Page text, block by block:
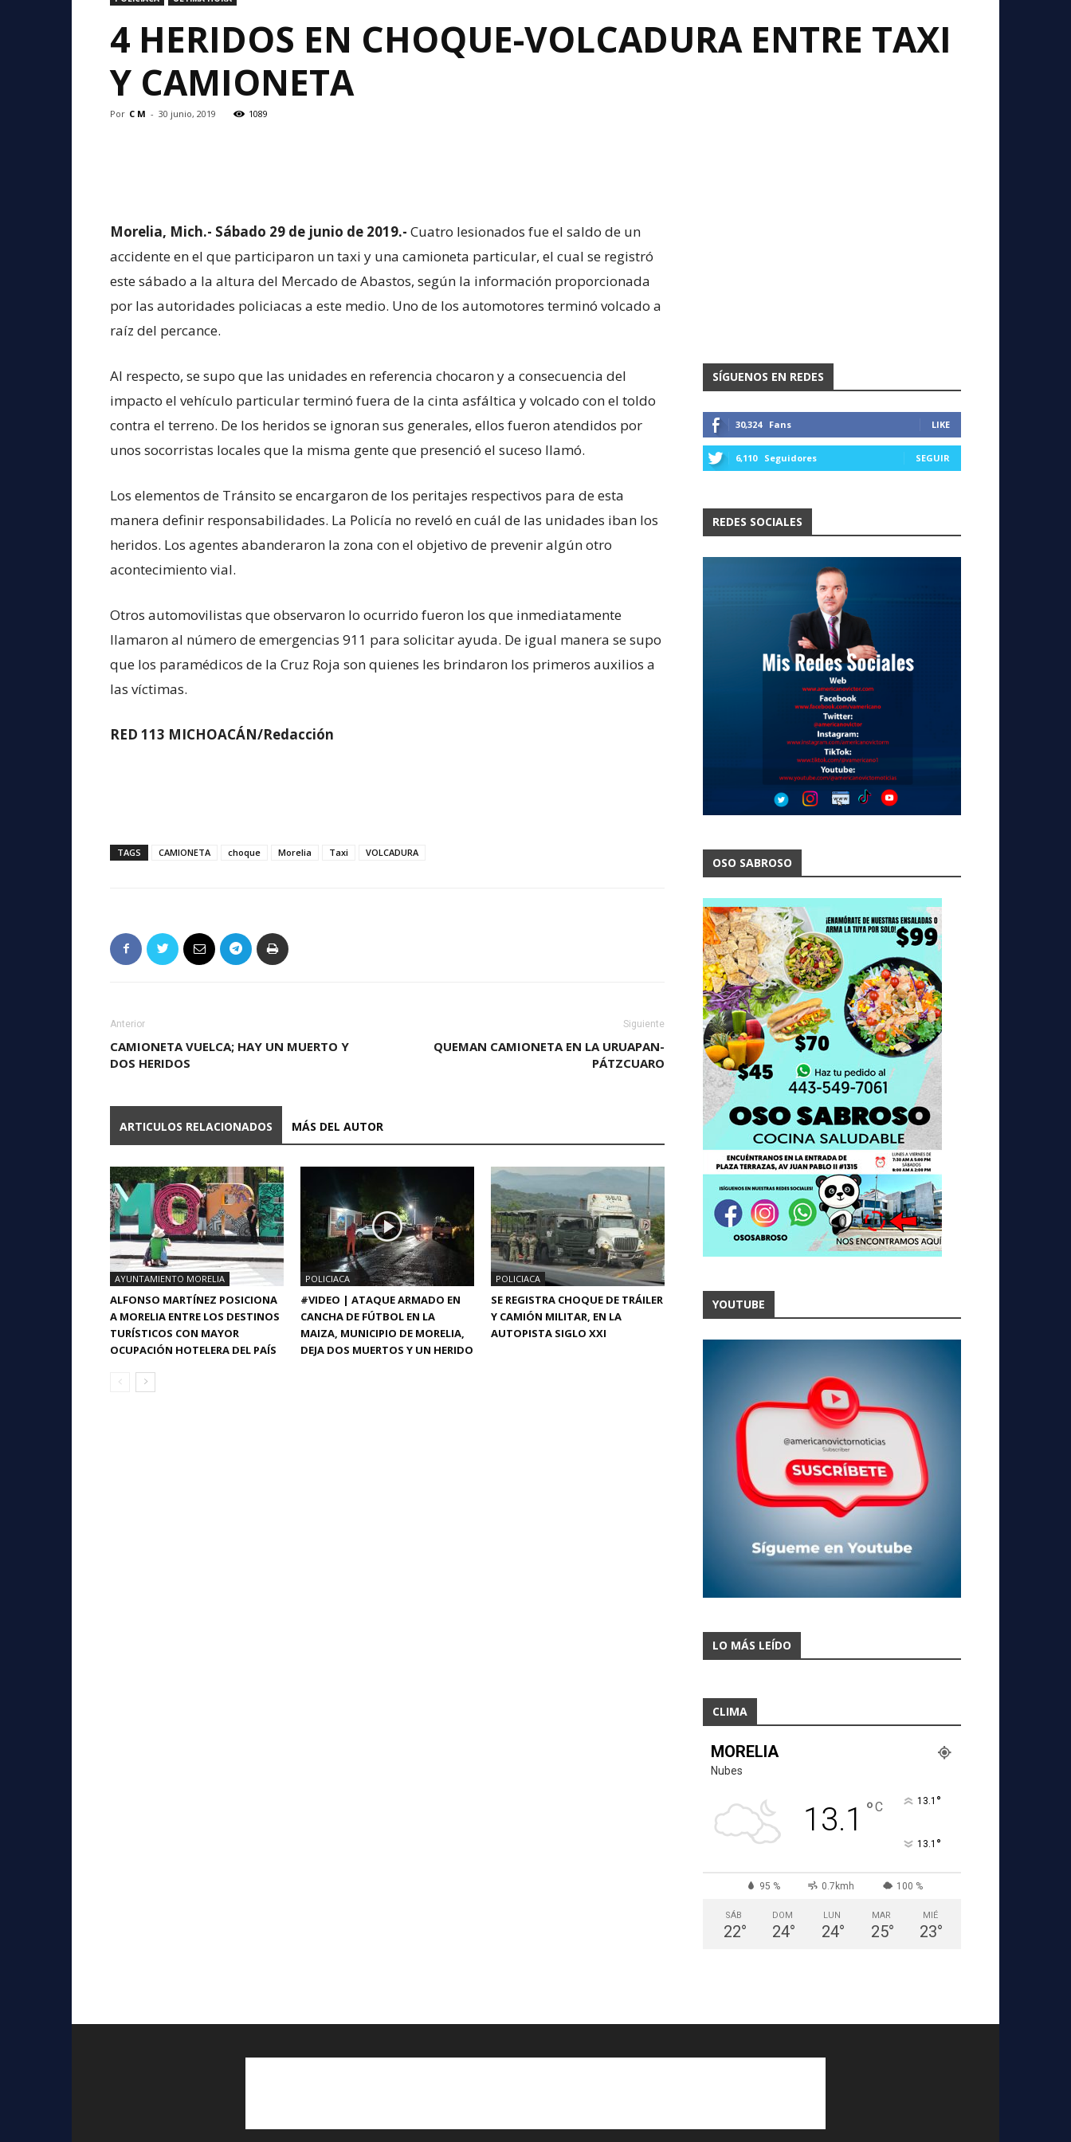
4 HERIDOS EN CHOQUE-VOLCADURA ENTRE TAXI
Y CAMIONETA
Por C M - 30 junio, 2019 1089
Morelia, Mich.- Sábado 29 de junio de 2019.- Cuatro lesionados fue el saldo de un
accidente en el que participaron un taxi y una camioneta particular, el cual se registró
este sábado a la altura del Mercado de Abastos, según la información proporcionada
por las autoridades policiacas a este medio. Uno de los automotores terminó volcado a
raíz del percance.
Al respecto, se supo que las unidades en referencia chocaron y a consecuencia del
impacto el vehículo particular terminó fuera de la cinta asfáltica y volcado con el toldo
contra el terreno. De los heridos se ignoran sus generales, ellos fueron atendidos por
unos socorristas locales que la misma gente que presenció el suceso llamó.
Los elementos de Tránsito se encargaron de los peritajes respectivos para de esta
manera definir responsabilidades. La Policía no reveló en cuál de las unidades iban los
heridos. Los agentes abanderaron la zona con el objetivo de prevenir algún otro
acontecimiento vial.
Otros automovilistas que observaron lo ocurrido fueron los que inmediatamente
llamaron al número de emergencias 911 para solicitar ayuda. De igual manera se supo
que los paramédicos de la Cruz Roja son quienes les brindaron los primeros auxilios a
las víctimas.
RED 113 MICHOACÁN/Redacción
TAGS CAMIONETA choque Morelia Taxi VOLCADURA
Anterior
CAMIONETA VUELCA; HAY UN MUERTO Y
DOS HERIDOS
Siguiente
QUEMAN CAMIONETA EN LA URUAPAN-
PÁTZCUARO
ARTICULOS RELACIONADOS MÁS DEL AUTOR
AYUNTAMIENTO MORELIA
ALFONSO MARTÍNEZ POSICIONA
A MORELIA ENTRE LOS DESTINOS
TURÍSTICOS CON MAYOR
OCUPACIÓN HOTELERA DEL PAÍS
POLICIACA
#VIDEO | ATAQUE ARMADO EN
CANCHA DE FÚTBOL EN LA
MAIZA, MUNICIPIO DE MORELIA,
DEJA DOS MUERTOS Y UN HERIDO
POLICIACA
SE REGISTRA CHOQUE DE TRÁILER
Y CAMIÓN MILITAR, EN LA
AUTOPISTA SIGLO XXI
SÍGUENOS EN REDES
30,324 Fans LIKE
6,110 Seguidores SEGUIR
REDES SOCIALES
OSO SABROSO
YOUTUBE
LO MÁS LEÍDO
CLIMA
MORELIA
Nubes
13.1 °C 13.1 °
13.1 °
95 % 0.7kmh 100 %
SÁB
22°
DOM
24°
LUN
24°
MAR
25°
MIÉ
23°